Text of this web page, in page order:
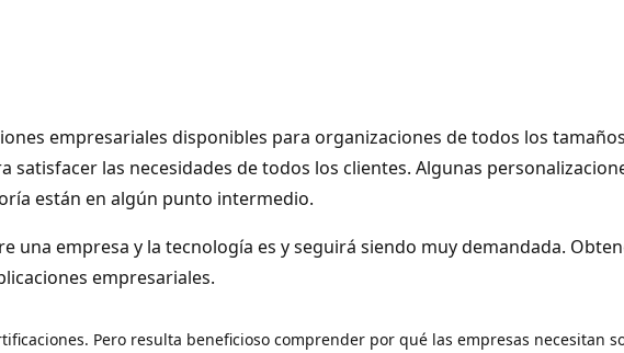
empresariales disponibles para organizaciones de todos los
satisfacer las necesidades de todos los clientes. Algunas
están en algún punto intermedio.
una empresa y la tecnología es y seguirá siendo muy demandada.
empresariales.
Pero resulta beneficioso comprender por qué las empresas necesitan